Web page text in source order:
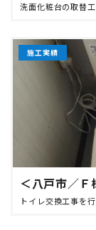
洗面化粧台の取替
施工実績
＜八戸市／Ｆ
トイレ交換工事を